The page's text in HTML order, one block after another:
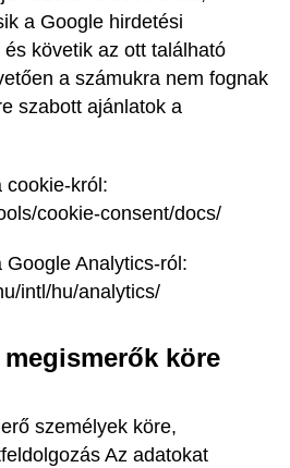
a Google hirdetési
követik az ott található
a számukra nem fognak
szabott ajánlatok a
cookie-król:
cookie-consent/docs/
Analytics-ról:
intl/hu/analytics/
köre
személyek köre,
Az adatokat